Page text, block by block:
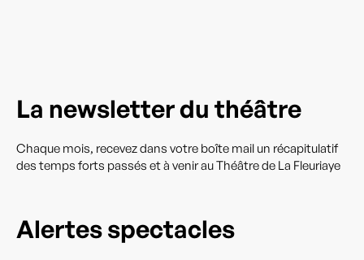
La newsletter du théâtre
Chaque mois, recevez dans votre boîte mail un récapitulatif
des temps forts passés et à venir au Théâtre de La Fleuriaye
Alertes spectacles